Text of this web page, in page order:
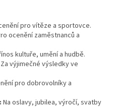
pro vítěze a sportovce.
ocenění zaměstnanců a
kultuře, umění a hudbě.
Za výjimečné výsledky ve
pro dobrovolníky a
Na oslavy, jubilea, výročí, svatby